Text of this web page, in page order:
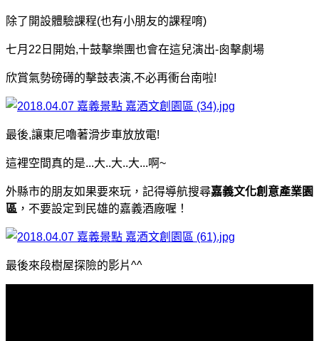
除了開設體驗課程(也有小朋友的課程唷)
七月22日開始,十鼓擊樂團也會在這兒演出-囪擊劇場
欣賞氣勢磅礡的擊鼓表演,不必再衝台南啦!
最後,讓東尼嚕著滑步車放放電!
這裡空間真的是...大..大..大...啊~
外縣市的朋友如果要來玩，記得導航搜尋嘉義文化創意產業園
區 ，不要設定到民雄的嘉義酒廠喔！
最後來段樹屋探險的影片^^